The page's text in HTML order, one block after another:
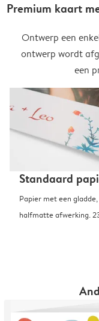
Premium kaart
Ontwerp een
ontwerp wordt
een
Standaard
Papier met een gladde,
halfmatte afwerking.